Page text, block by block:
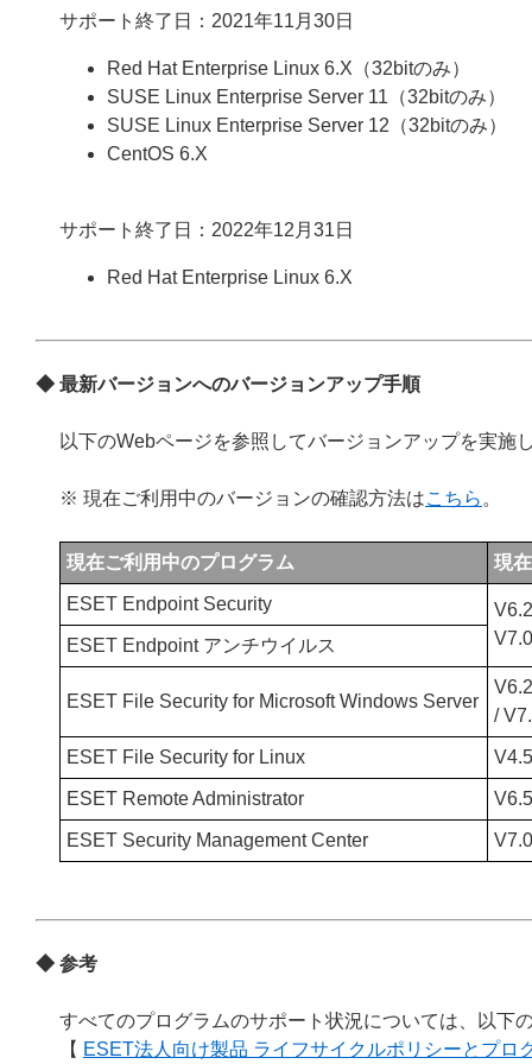
サポート終了日：2021年11月30日
Red Hat Enterprise Linux 6.X（32bitのみ）
SUSE Linux Enterprise Server 11（32bitのみ）
SUSE Linux Enterprise Server 12（32bitのみ）
CentOS 6.X
サポート終了日：2022年12月31日
Red Hat Enterprise Linux 6.X
◆ 最新バージョンへのバージョンアップ手順
以下のWebページを参照してバージョンアップを実施
※ 現在ご利用中のバージョンの確認方法はこちら 。
現在ご利用中のプログラム 現
ESET Endpoint Security
ESET Endpoint アンチウイルス
ESET File Security for Microsoft Windows Server
/
ESET File Security for Linux V4.5
ESET Remote Administrator V6.5
ESET Security Management Center
◆ 参考
すべてのプログラムのサポート状況については、以下
【 ESET法人向け製品 ライフサイクルポリシーとプロ